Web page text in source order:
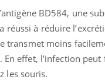
BD584, une
à réduire
transmet moins
effet, l’infection
les souris.
: un cas
chez un touriste